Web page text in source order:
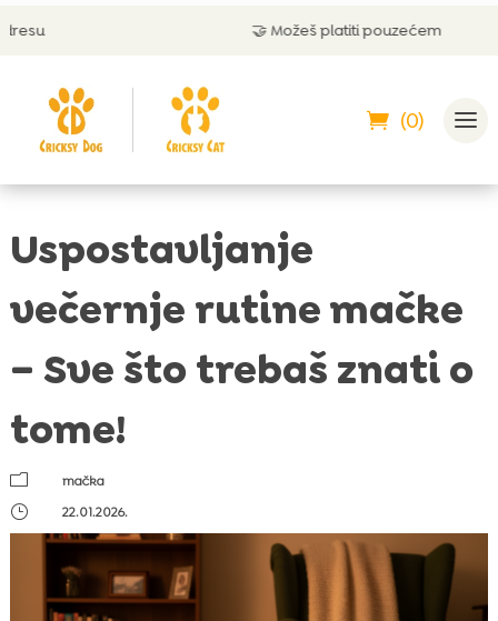
🤝 Možeš platiti pouzećem
(0)
Uspostavljanje
večernje rutine mačke
– Sve što trebaš znati o
tome!
m
mačka
}
22.01.2026.